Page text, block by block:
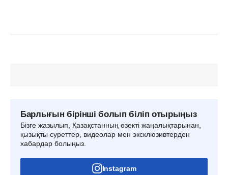
Барлығын бірінші болып біліп отырыңыз
Бізге жазылып, Қазақстанның өзекті жаңалықтарынан,
қызықты суреттер, видеолар мен эксклюзивтерден
хабардар болыңыз.
Instagram